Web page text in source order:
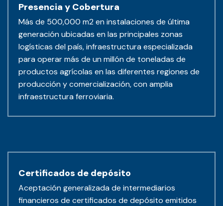
Presencia y Cobertura
Más de 500,000 m2 en instalaciones de última
generación ubicadas en las principales zonas
logísticas del país, infraestructura especializada
para operar más de un millón de toneladas de
productos agrícolas en las diferentes regiones de
producción y comercialización, con amplia
infraestructura ferroviaria.
Certificados de depósito
Aceptación generalizada de intermediarios
financieros de certificados de depósito emitidos